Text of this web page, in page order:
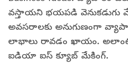
వ‌స్తాయ‌ని భ‌య‌ప‌డి వెనుక‌డుగు
అవ‌స‌రాల‌కు అనుగుణంగా
లాభాలు రావ‌డం ఖాయం. అలాంటి
ఐడియా ఐస్ క్యూబ్ మేకింగ్‌.